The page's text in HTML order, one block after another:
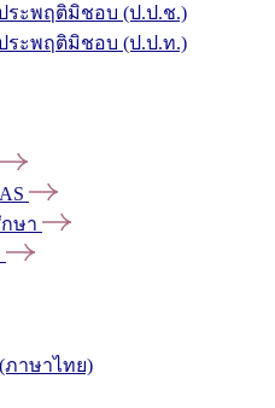
ระพฤติมิชอบ (ป.ป.ช.)
ระพฤติมิชอบ (ป.ป.ท.)
ษา
าษาไทย)